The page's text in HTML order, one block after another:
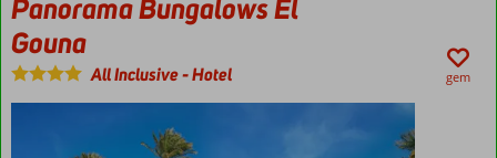
Panorama Bungalows El
Gouna
All Inclusive-Hotel gem